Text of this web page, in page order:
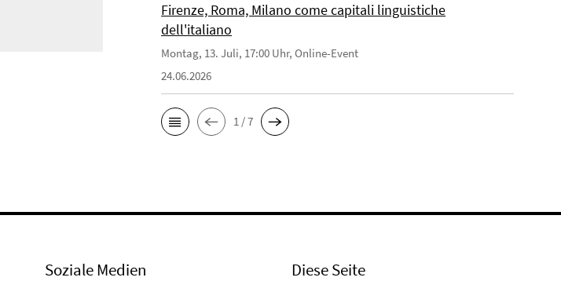
Firenze, Roma, Milano come capitali linguistiche
dell'italiano
Montag, 13. Juli, 17:00 Uhr, Online-Event
24.06.2026
1 / 7
Soziale Medien Diese Seite